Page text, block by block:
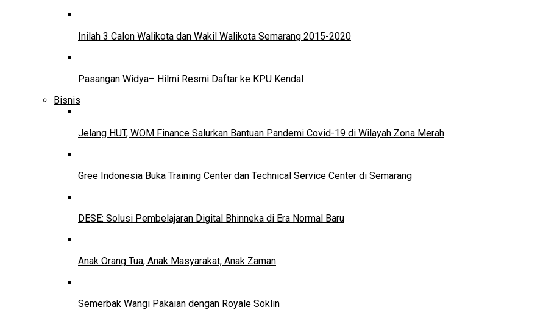
Inilah 3 Calon Walikota dan Wakil Walikota Semarang 2015-2020
Pasangan Widya– Hilmi Resmi Daftar ke KPU Kendal
Bisnis
Jelang HUT, WOM Finance Salurkan Bantuan Pandemi Covid-19 di Wilayah Zona Merah
Gree Indonesia Buka Training Center dan Technical Service Center di Semarang
DESE: Solusi Pembelajaran Digital Bhinneka di Era Normal Baru
Anak Orang Tua, Anak Masyarakat, Anak Zaman
Semerbak Wangi Pakaian dengan Royale Soklin